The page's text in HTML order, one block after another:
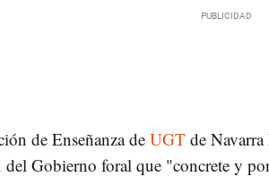
de Enseñanza de UGTde Navarra
del Gobierno foral que "concrete y